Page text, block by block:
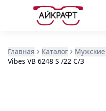
Главная Каталог
Vibes VB 6248 S /22 С/З